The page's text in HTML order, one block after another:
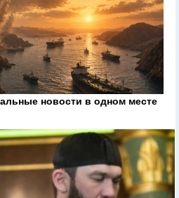
новости в одном месте